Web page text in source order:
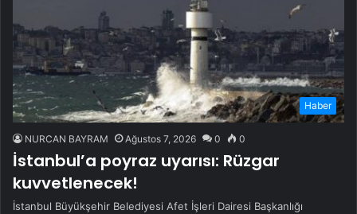
Haber
NURCAN BAYRAM Ağustos 7, 2026 0 0
İstanbul’a poyraz uyarısı: Rüzgar
kuvvetlenecek!
İstanbul Büyükşehir Belediyesi Afet İşleri Dairesi Başkanlığı